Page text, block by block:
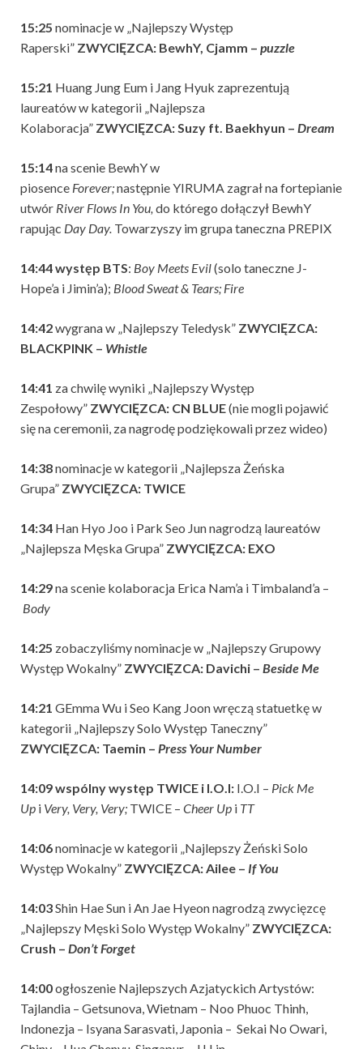
15:25 nominacje w „Najlepszy Występ
Raperski” ZWYCIĘZCA: BewhY, Cjamm – puzzle
15:21 Huang Jung Eum i Jang Hyuk zaprezentują
laureatów w kategorii „Najlepsza
Kolaboracja” ZWYCIĘZCA: Suzy ft. Baekhyun – Dream
15:14na scenie BewhY w
piosence Forever;następnieYIRUMA zagrał na fortepianie
utwór River Flows In You, do którego dołączył BewhY
rapując Day Day. Towarzyszy im grupa taneczna PREPIX
14:44 występ BTS: Boy Meets Evil(solo taneczne J-
Hope’a i Jimin’a); Blood Sweat & Tears; Fire
14:42wygrana w „Najlepszy Teledysk” ZWYCIĘZCA:
BLACKPINK – Whistle
14:41 za chwilę wyniki „Najlepszy Występ
Zespołowy” ZWYCIĘZCA: CN BLUE(nie mogli pojawić
się na ceremonii, za nagrodę podziękowali przez wideo)
14:38nominacje w kategorii „Najlepsza Żeńska
Grupa” ZWYCIĘZCA: TWICE
14:34 Han Hyo Joo i Park Seo Jun nagrodzą laureatów
„Najlepsza Męska Grupa” ZWYCIĘZCA: EXO
14:29na scenie kolaboracja Erica Nam’a i Timbaland’a –
Body
14:25 zobaczyliśmy nominacje w „Najlepszy Grupowy
Występ Wokalny” ZWYCIĘZCA: Davichi – Beside Me
14:21 GEmma Wu i Seo Kang Joon wręczą statuetkę w
kategorii „Najlepszy Solo Występ Taneczny”
ZWYCIĘZCA: Taemin – Press Your Number
14:09 wspólny występ TWICE i I.O.I: I.O.I – Pick Me
Up i Very, Very, Very; TWICE – Cheer Up i TT
14:06nominacje w kategorii „Najlepszy Żeński Solo
Występ Wokalny” ZWYCIĘZCA: Ailee – If You
14:03Shin Hae Sun i An Jae Hyeon nagrodzą zwycięzcę
„Najlepszy Męski Solo Występ Wokalny” ZWYCIĘZCA:
Crush – Don’t Forget
14:00ogłoszenie Najlepszych Azjatyckich Artystów:
Tajlandia – Getsunova, Wietnam – Noo Phuoc Thinh,
Indonezja – Isyana Sarasvati, Japonia – Sekai No Owari,